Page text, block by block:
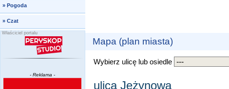
»Pogoda
»Czat
Właściciel portalu
- Reklama -
Mapa (plan miasta)
Wybierz ulicę lub osiedle
ulica Jeżynowa